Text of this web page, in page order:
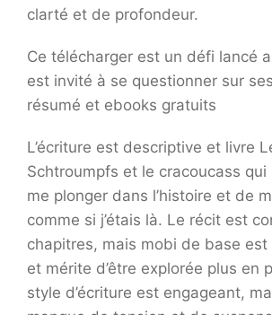
clarté et de profondeur.
Ce télécharger est un défi lancé
est invité à se questionner sur
résumé et ebooks gratuits
L’écriture est descriptive et livre
Schtroumpfs et le cracoucass qui
me plonger dans l’histoire et de
comme si j’étais là. Le récit est
chapitres, mais mobi de base
et mérite d’être explorée plus en
style d’écriture est engageant,